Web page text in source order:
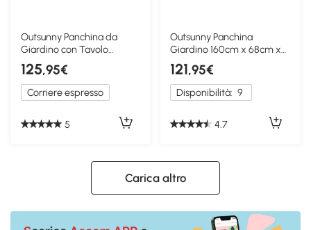
Outsunny Panchina da
Giardino con Tavolo
Centrale Marrone Chiaro
125,95€
Corriere espresso
5
Outsunny Panchina
Giardino 160cm x 68cm x
92cm Legno
121,95€
Disponibilità: 9
4.7
Carica altro